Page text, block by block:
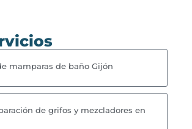
mamparas de baño Gijón
de grifos y mezcladores en